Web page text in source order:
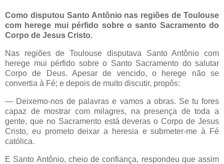
Como disputou Santo Antônio nas regiões de Toulouse
com herege mui pérfido sobre o santo Sacramento do
Corpo de Jesus Cristo.
Nas regiões de Toulouse disputava Santo Antônio com
herege mui pérfido sobre o Santo Sacramento do salutar
Corpo de Deus. Apesar de vencido, o herege não se
convertia à Fé; e depois de muito discutir, propôs:
— Deixemo-nos de palavras e vamos a obras. Se tu fores
capaz de mostrar com milagres, na presença de toda a
gente, que no Sacramento está deveras o Corpo de Jesus
Cristo, eu prometo deixar a heresia e submeter-me à Fé
católica.
E Santo Antônio, cheio de confiança, respondeu que assim